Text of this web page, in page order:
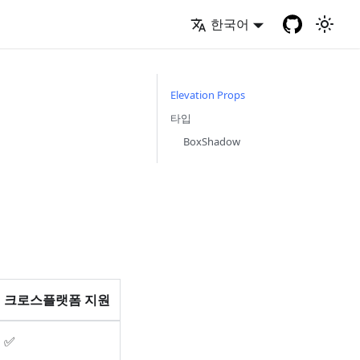
한국어
크로스플랫폼 지원
✅
Elevation Props
타입
BoxShadow